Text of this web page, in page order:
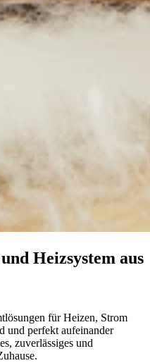
Heizsystem aus
für Heizen, Strom
und perfekt aufeinander
zuverlässiges und